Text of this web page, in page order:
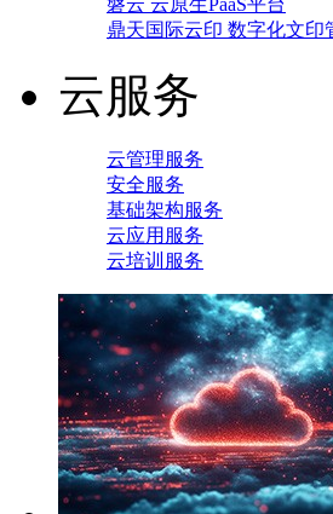
磐云 云原生PaaS平台
鼎天国际云印 数字化文印
云服务
云管理服务
安全服务
基础架构服务
云应用服务
云培训服务